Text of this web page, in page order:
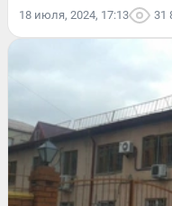
18 июля, 2024, 17:13 31